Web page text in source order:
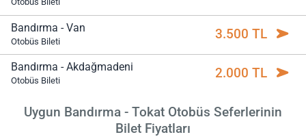
Bandırma - Van
Otobüs Bileti 3.500 TL
Bandırma - Akdağmadeni
Otobüs Bileti 2.000 TL
Uygun Bandırma - Tokat Otobüs Seferlerinin
Bilet Fiyatları